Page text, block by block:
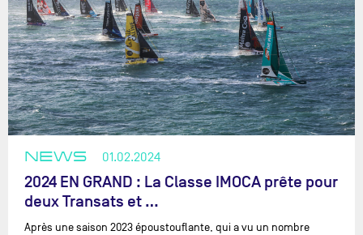
NEWS 01.02.2024
2024 EN GRAND : La Classe IMOCA prête pour
deux Transats et …
Après une saison 2023 époustouflante, qui a vu un nombre